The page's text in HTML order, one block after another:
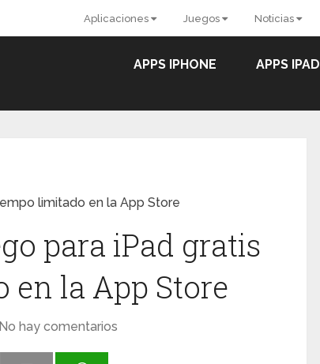
Aplicaciones Juegos Noticias
APPS IPHONE APPS IPAD
limitado en la App Store
para iPad gratis
la App Store
No hay comentarios